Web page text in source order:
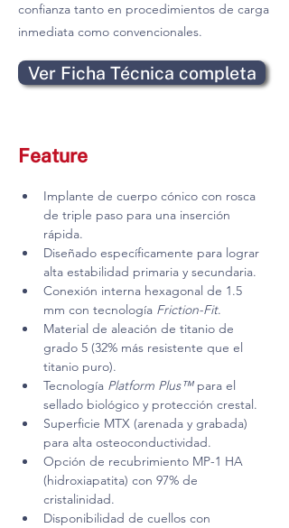
confianza tanto en procedimientos de carga
inmediata como convencionales.
Feature
Implante de cuerpo cónico con rosca
de triple paso para una inserción
rápida.
Diseñado específicamente para lograr
alta estabilidad primaria y secundaria.
Conexión interna hexagonal de 1.5
mm con tecnología Friction-Fit.
Material de aleación de titanio de
grado 5 (32% más resistente que el
titanio puro).
Tecnología Platform Plus™ para el
sellado biológico y protección crestal.
Superficie MTX (arenada y grabada)
para alta osteoconductividad.
Opción de recubrimiento MP-1 HA
(hidroxiapatita) con 97% de
cristalinidad.
Disponibilidad de cuellos con
Ver Ficha Técnica completa